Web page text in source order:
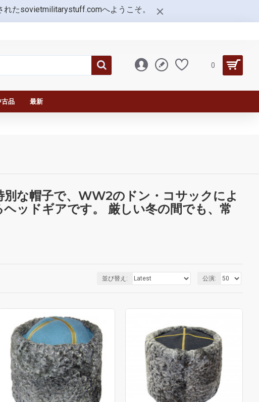
たsovietmilitarystuff.comへようこそ。
0
古品 最新
な帽子で、WW2のドン・コサックによ
ッドギアです。 厳しい冬の間でも、常
並び替え: 公演: